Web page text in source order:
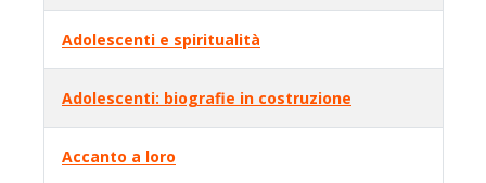
Adolescenti e spiritualità
Adolescenti: biografie in costruzione
Accanto a loro